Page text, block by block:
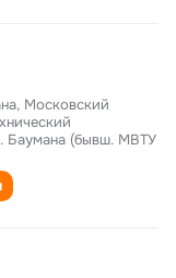
Московский
Баумана (бывш. МВТУ